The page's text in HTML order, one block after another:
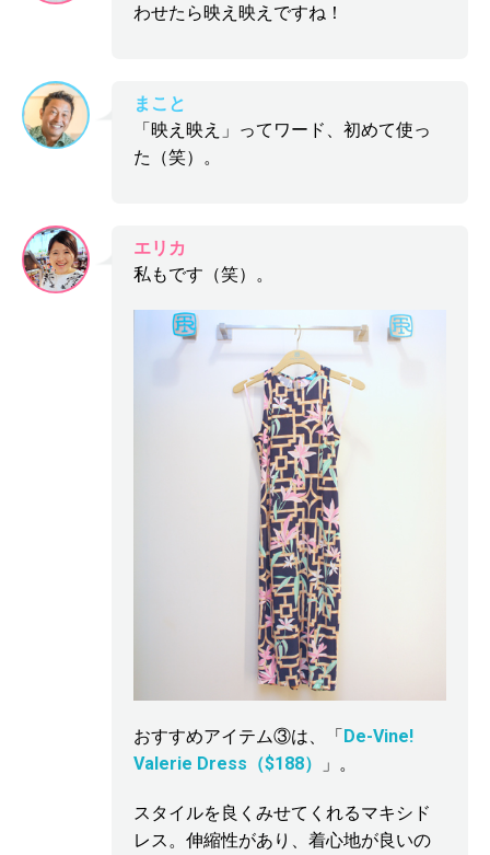
わせたら映え映えですね！
まこと
「映え映え」ってワード、初めて使っ
た（笑）。
エリカ
私もです（笑）。
おすすめアイテム③は、「De-Vine!
Valerie Dress（$188）
」。
スタイルを良くみせてくれるマキシド
レス。伸縮性があり、着心地が良いの